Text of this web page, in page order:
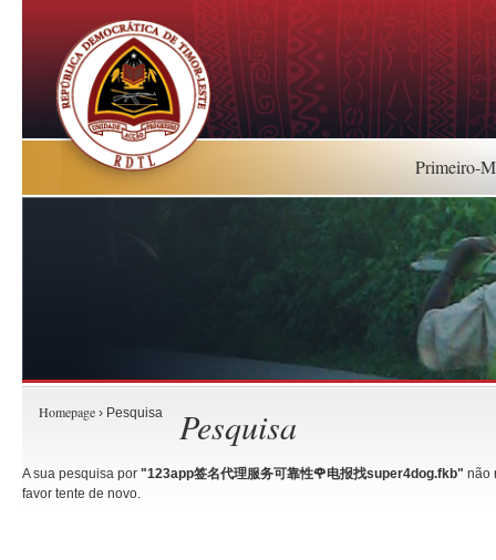
Primeiro-
Homepage › Pesquisa Pesquisa
A sua pesquisa por "123app签名代理服务可靠性🌹电报找super4dog.fkb" não
favor tente de novo.